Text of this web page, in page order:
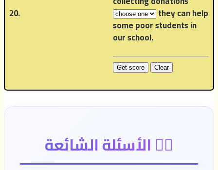
20. they can help
some poor students in
our school.
🙋‍♂️ الأسئلة الشائعة